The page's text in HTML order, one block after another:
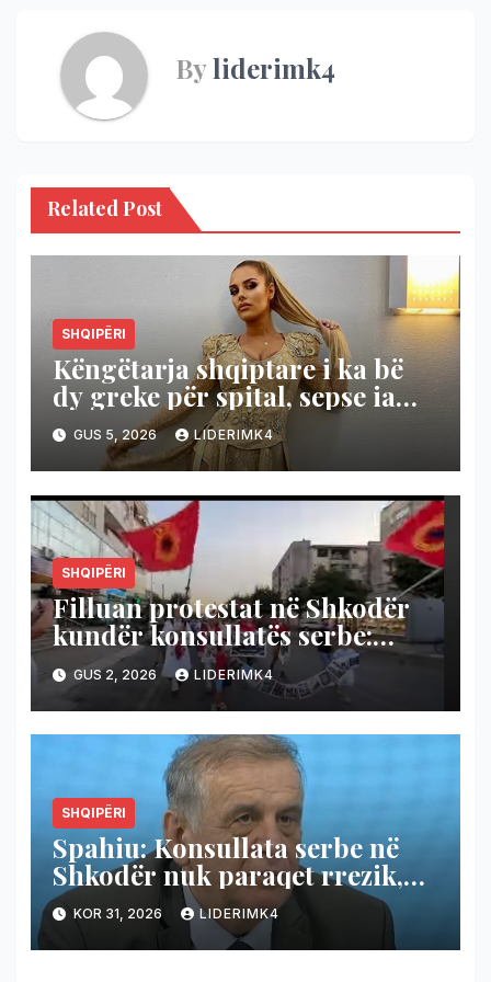
Byliderimk4
Related Post
SHQIPËRI
Këngëtarja shqiptare i ka bë
dy greke për spital, sepse ia
shanë Shqipërinë!
GUS 5, 2026 LIDERIMK4
SHQIPËRI
Filluan protestat në Shkodër
kundër konsullatës serbe:
Ende i kemi të freskëta plagët
(Video)
GUS 2, 2026 LIDERIMK4
SHQIPËRI
Spahiu: Konsullata serbe në
Shkodër nuk paraqet rrezik,
Shqipëria të hapë konsullatë
edhe në Novi Pazar!
KOR 31, 2026 LIDERIMK4